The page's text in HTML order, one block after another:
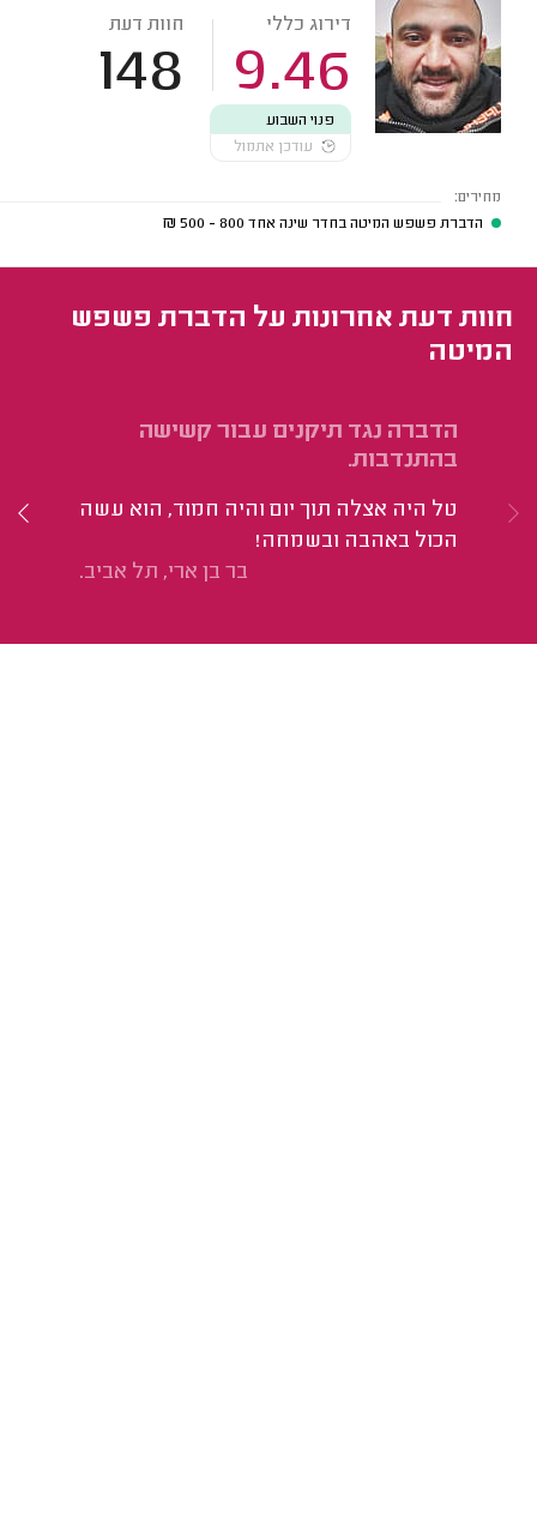
דירוג כללי
9.46
חוות דעת
148
פנוי השבוע
עודכן אתמול
מחירים:
הדברת פשפש המיטה בחדר שינה אחד 800 - 500
₪
חוות דעת אחרונות על הדברת פשפש
המיטה
הדברה נגד תיקנים עבור קשישה
בהתנדבות.
טל היה אצלה תוך יום והיה חמוד, הוא עשה
הכול באהבה ובשמחה!
בר בן ארי, תל אביב.